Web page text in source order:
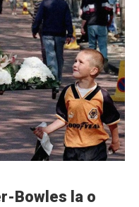
Bowles la o